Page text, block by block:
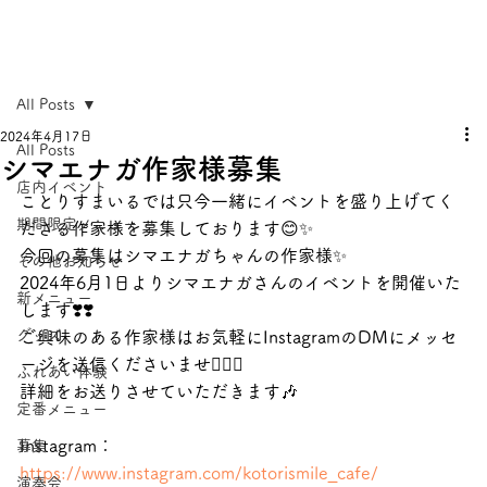
All Posts
店内イベント
期間限定メニュー
その他お知らせ
新メニュー
グッズ
ふれあい体験
定番メニュー
募集
演奏会
All Posts
シマエナガ作家様募集
2024年4月17日
ことりすまいるでは只今一緒にイベントを盛り上げてく
ださる作家様を募集しております😊✨
今回の募集は シマエナガちゃんの作家様✨
2024年6月1日よりシマエナガさんのイベントを開催いた
します❣️❣️
ご興味のある作家様はお気軽にInstagramのDMにメッセ
ージを送信くださいませ🙇‍♀️✨
詳細をお送りさせていただきます🎶
Instagram：
https://www.instagram.com/kotorismile_cafe/